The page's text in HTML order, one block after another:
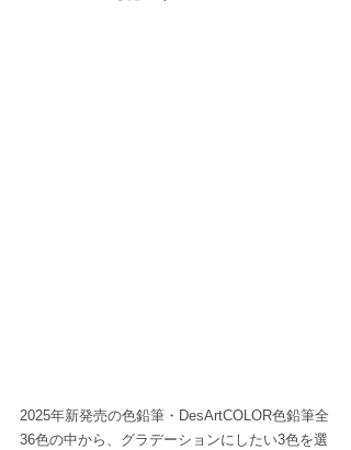
2025年新発売の色鉛筆・DesArtCOLOR色鉛筆全
36色の中から、グラデーションにしたい3色を選